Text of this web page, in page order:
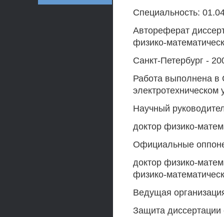
Специальность:
Автореферат
физико-
Санкт-Петербург -
Работа выполнена в
Научный
доктор физико-
Официальные
доктор физико-
физико-
Ведущая
Защита диссертации